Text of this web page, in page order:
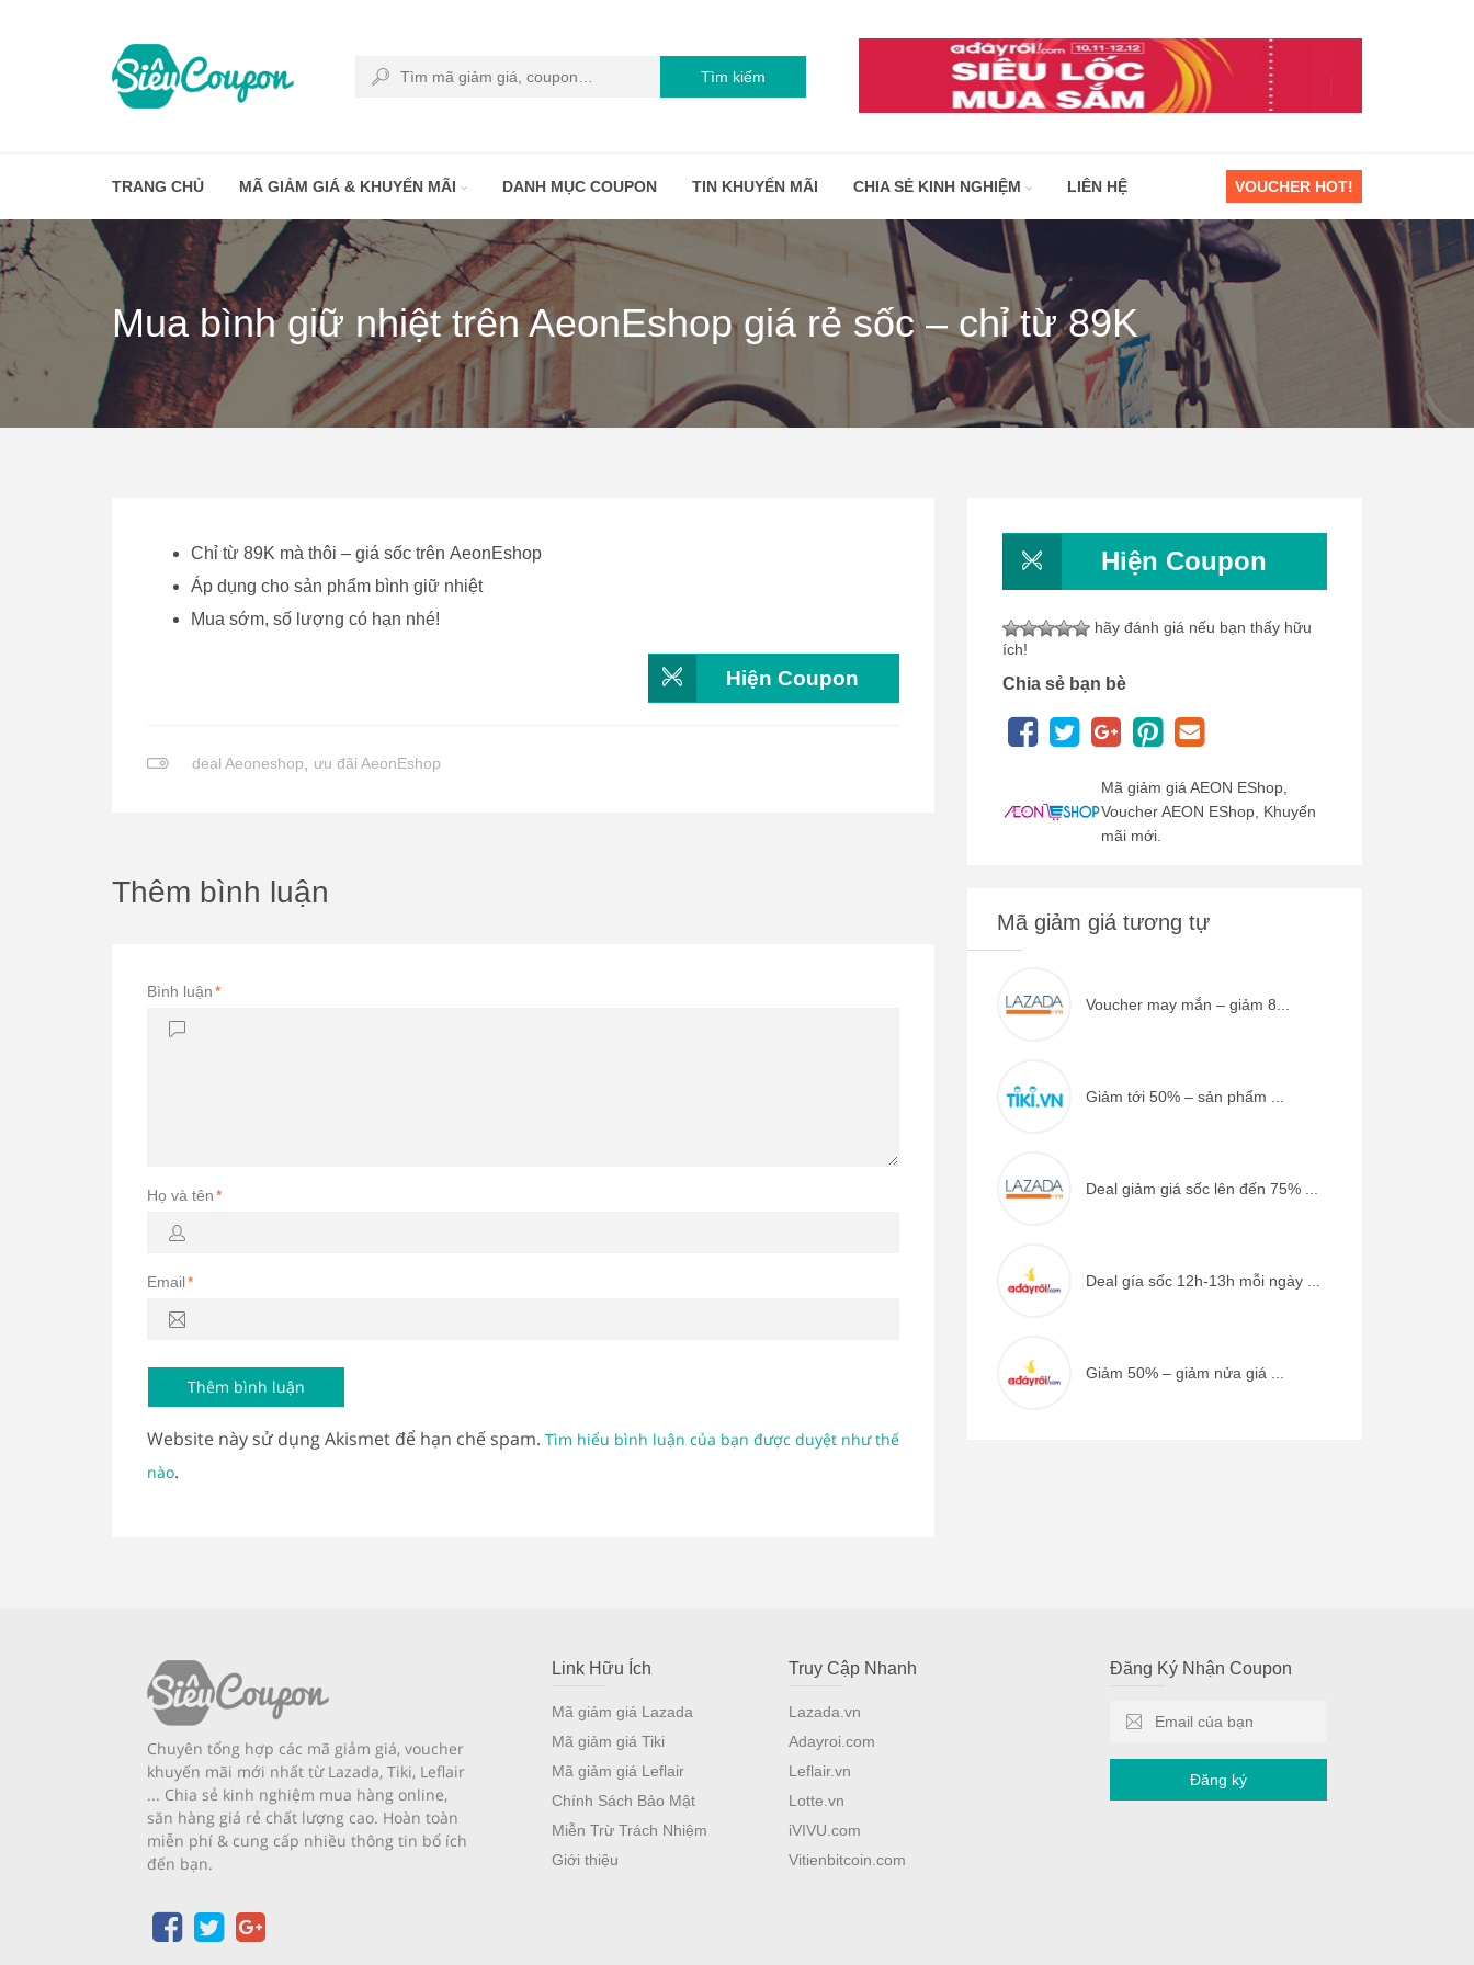
Tìm kiếm
TRANG CHỦ MÃ GIẢM GIÁ & KHUYẾN MÃI DANH MỤC COUPON TIN KHUYẾN MÃI CHIA SẺ KINH NGHIỆM LIÊN HỆ VOUCHER HOT!
Mua bình giữ nhiệt trên AeonEshop giá rẻ sốc – chỉ từ 89K
Chỉ từ 89K mà thôi – giá sốc trên AeonEshop
Áp dụng cho sản phẩm bình giữ nhiệt
Mua sớm, số lượng có hạn nhé!
Hiện Coupon
deal Aeoneshop, ưu đãi AeonEshop
Thêm bình luận
Bình luận*
Họ và tên*
Email*
Website này sử dụng Akismet để hạn chế spam. Tìm hiểu bình luận của bạn được duyệt như thế
nào.
Hiện Coupon
hãy đánh giá nếu bạn thấy hữu
ích!
Chia sẻ bạn bè
Mã giảm giá AEON EShop,
Voucher AEON EShop, Khuyến
mãi mới.
Mã giảm giá tương tự
Voucher may mắn – giảm 8...
Giảm tới 50% – sản phẩm ...
Deal giảm giá sốc lên đến 75% ...
Deal gía sốc 12h-13h mỗi ngày ...
Giảm 50% – giảm nửa giá ...
Chuyên tổng hợp các mã giảm giá, voucher
khuyến mãi mới nhất từ Lazada, Tiki, Leflair
... Chia sẻ kinh nghiệm mua hàng online,
săn hàng giá rẻ chất lượng cao. Hoàn toàn
miễn phí & cung cấp nhiều thông tin bổ ích
đến bạn.
Link Hữu Ích
Mã giảm giá Lazada
Mã giảm giá Tiki
Mã giảm giá Leflair
Chính Sách Bảo Mật
Miễn Trừ Trách Nhiệm
Giới thiệu
Truy Cập Nhanh
Lazada.vn
Adayroi.com
Leflair.vn
Lotte.vn
iVIVU.com
Vitienbitcoin.com
Đăng Ký Nhận Coupon
Đăng ký